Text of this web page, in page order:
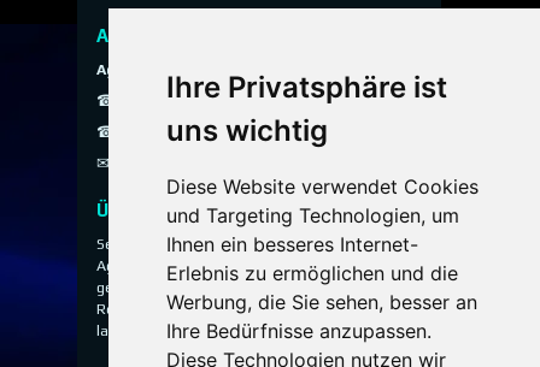
Ihre Privatsphäre ist
uns wichtig
Diese Website verwendet Cookies
und Targeting Technologien, um
Ihnen ein besseres Internet-
Erlebnis zu ermöglichen und die
Werbung, die Sie sehen, besser an
Ihre Bedürfnisse anzupassen.
Diese Technologien nutzen wir
A.O.G. Hauspersonal Agentur
Agentur ohne Grenzen
☎ 089 / 299 900
☎ 0800 / 40 200 30
✉
Über uns
Seit 1993 vermittelt die A.O.G. Hauspersonal
Agentur ausgewähltes Hauspersonal für
gehobene Privathaushalte, Villen, Anwesen und
Residenzen – diskret, persönlich und mit
langjähriger Erfahrung.